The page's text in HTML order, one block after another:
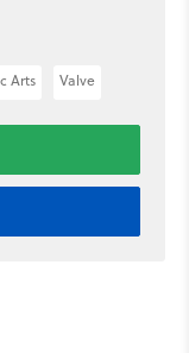
Arts Valve